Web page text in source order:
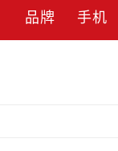
品牌 手机